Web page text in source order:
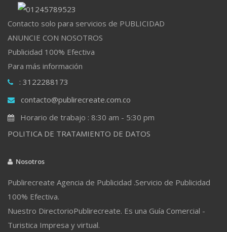
Contacto solo para servicios de PUBLICIDAD
ANUNCIE CON NOSOTROS
Publicidad 100% Efectiva
Para más información
: 3122288173
contacto@publirecreate.com.co
Horario de trabajo : 8:30 am - 5:30 pm
POLITICA DE TRATAMIENTO DE DATOS
Nosotros
Publirecreate Agencia de Publicidad .Servicio de Publicidad
100% Efectiva.
Nuestro DirectorioPublirecreate. Es una Guía Comercial -
Turistica Impresa y virtual.